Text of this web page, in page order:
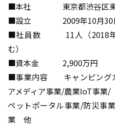
■本社 東京都渋谷区東3-
■設立 2009年10月30
■社員数 11人（2018年9
む）
■資本金 2,900万円
■事業内容 キャンピング
アメディア事業/農業IoT事業/
ペットポータル事業/防災事
業 他